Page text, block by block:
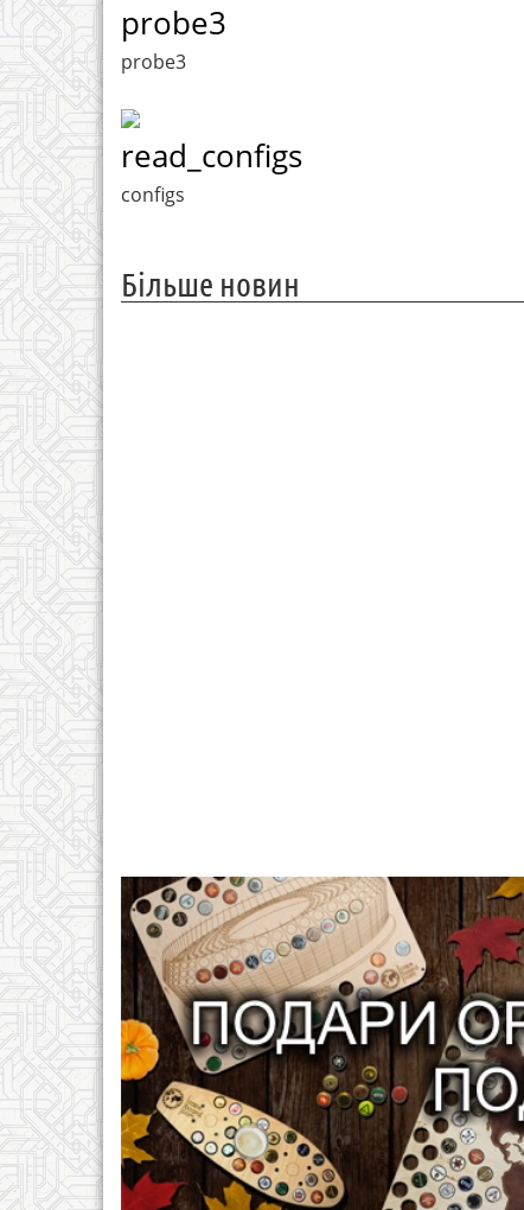
probe3
probe3
read_configs
configs
Більше новин